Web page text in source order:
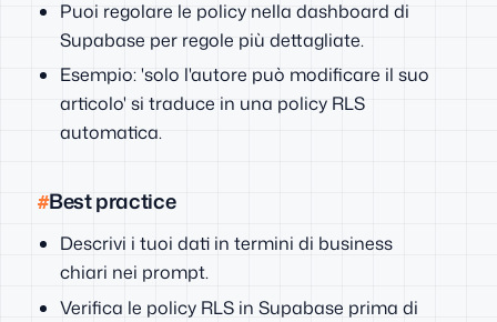
Puoi regolare le policy nella dashboard di
Supabase per regole più dettagliate.
Esempio: 'solo l'autore può modificare il suo
articolo' si traduce in una policy RLS
automatica.
Best practice
Descrivi i tuoi dati in termini di business
chiari nei prompt.
Verifica le policy RLS in Supabase prima di